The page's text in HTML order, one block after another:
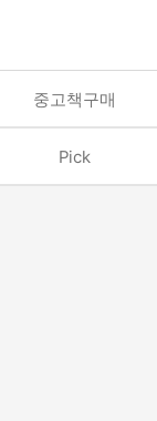
중고책구매
Pick